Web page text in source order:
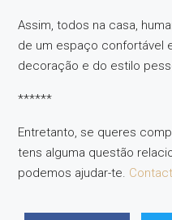
Assim, todos na casa,
de um espaço confortável
decoração e do estilo
******
Entretanto, se queres
tens alguma questão
podemos ajudar-te.